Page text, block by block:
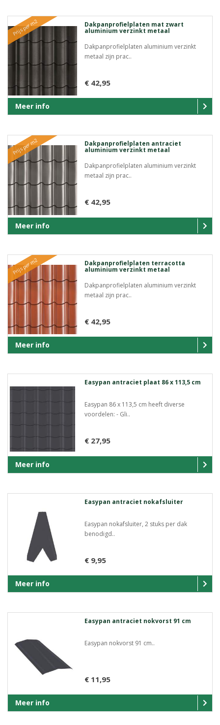
Prijs per m2 Dakpanprofielplaten mat zwart
aluminium verzinkt metaal
Dakpanprofielplaten aluminium verzinkt
metaal zijn prac..
€ 42,95
Meer info
Prijs per m2 Dakpanprofielplaten antraciet
aluminium verzinkt metaal
Dakpanprofielplaten aluminium verzinkt
metaal zijn prac..
€ 42,95
Meer info
Prijs per m2 Dakpanprofielplaten terracotta
aluminium verzinkt metaal
Dakpanprofielplaten aluminium verzinkt
metaal zijn prac..
€ 42,95
Meer info
Easypan antraciet plaat 86 x 113,5 cm
Easypan 86 x 113,5 cm heeft diverse
voordelen: - Gli..
€ 27,95
Meer info
Easypan antraciet nokafsluiter
Easypan nokafsluiter, 2 stuks per dak
benodigd..
€ 9,95
Meer info
Easypan antraciet nokvorst 91 cm
Easypan nokvorst 91 cm..
€ 11,95
Meer info